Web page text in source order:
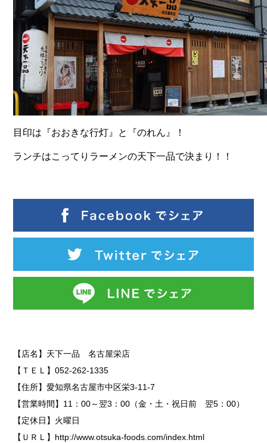
目印は『おおきな行灯』と『のれん』！
ランチはこってりラーメンの天下一品で決まり！！
【店名】天下一品 名古屋栄店
【ＴＥＬ】052-262-1335
【住所】愛知県名古屋市中区栄3-11-7
【営業時間】11：00～翌3：00（金・土・祝日前 翌5：00）
【定休日】火曜日
【ＵＲＬ】http://www.otsuka-foods.com/index.html